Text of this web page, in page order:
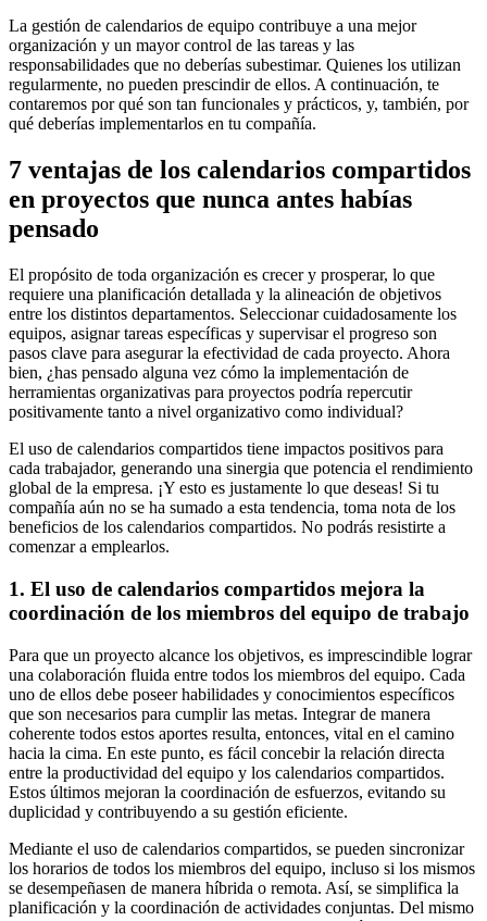
La gestión de calendarios de equipo contribuye a una mejor
organización y un mayor control de las tareas y las
responsabilidades que no deberías subestimar. Quienes los utilizan
regularmente, no pueden prescindir de ellos. A continuación, te
contaremos por qué son tan funcionales y prácticos, y, también, por
qué deberías implementarlos en tu compañía.
7 ventajas de los calendarios compartidos
en proyectos que nunca antes habías
pensado
El propósito de toda organización es crecer y prosperar, lo que
requiere una planificación detallada y la alineación de objetivos
entre los distintos departamentos. Seleccionar cuidadosamente los
equipos, asignar tareas específicas y supervisar el progreso son
pasos clave para asegurar la efectividad de cada proyecto. Ahora
bien, ¿has pensado alguna vez cómo la implementación de
herramientas organizativas para proyectos podría repercutir
positivamente tanto a nivel organizativo como individual?
El uso de calendarios compartidos tiene impactos positivos para
cada trabajador, generando una sinergia que potencia el rendimiento
global de la empresa. ¡Y esto es justamente lo que deseas! Si tu
compañía aún no se ha sumado a esta tendencia, toma nota de los
beneficios de los calendarios compartidos. No podrás resistirte a
comenzar a emplearlos.
1. El uso de calendarios compartidos mejora la
coordinación de los miembros del equipo de trabajo
Para que un proyecto alcance los objetivos, es imprescindible lograr
una colaboración fluida entre todos los miembros del equipo. Cada
uno de ellos debe poseer habilidades y conocimientos específicos
que son necesarios para cumplir las metas. Integrar de manera
coherente todos estos aportes resulta, entonces, vital en el camino
hacia la cima. En este punto, es fácil concebir la relación directa
entre la productividad del equipo y los calendarios compartidos.
Estos últimos mejoran la coordinación de esfuerzos, evitando su
duplicidad y contribuyendo a su gestión eficiente.
Mediante el uso de calendarios compartidos, se pueden sincronizar
los horarios de todos los miembros del equipo, incluso si los mismos
se desempeñasen de manera híbrida o remota. Así, se simplifica la
planificación y la coordinación de actividades conjuntas. Del mismo